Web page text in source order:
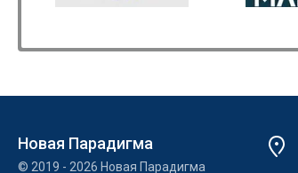
Новая Парадигма
© 2019 - 2026 Новая Парадигма